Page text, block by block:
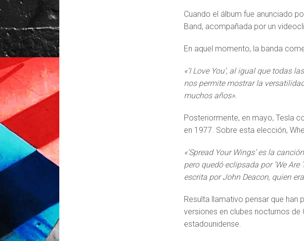
Cuando el álbum fue anunciado
Band, acompañada por un
En aquel momento, la banda
«‘I Love You’, al igual que todas
nos permite mostrar la
muchos años».
Posteriormente, en mayo, Tesla
en 1977. Sobre esta elección,
«‘Spread Your Wings’ es la
pero quedó eclipsada por ‘We Are
escrita por John Deacon, quien
Resulta llamativo pensar que
versiones en clubes nocturnos
estadounidense.